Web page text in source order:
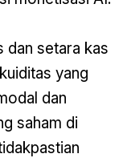
dan setara kas
yang
dan
saham di